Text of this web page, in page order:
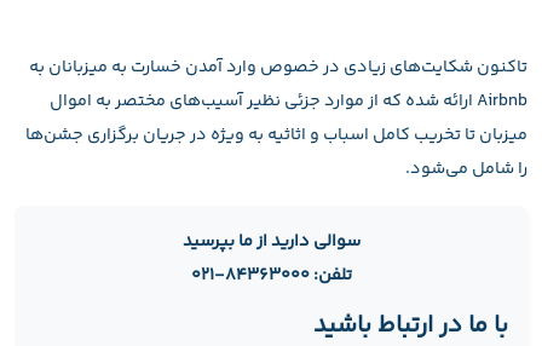
تاکنون شکایت‌های زیادی در خصوص وارد آمدن خسارت به میزبانان به
Airbnb ارائه شده که از موارد جزئی نظیر آسیب‌های مختصر به اموال
میزبان تا تخریب کامل اسباب و اثاثیه به ویژه در جریان برگزاری جشن‌ها
را شامل می‌شود.
سوالی دارید از ما بپرسید
تلفن: ۸۴۳۶۳۰۰۰-۰۲۱
با ما در ارتباط باشید